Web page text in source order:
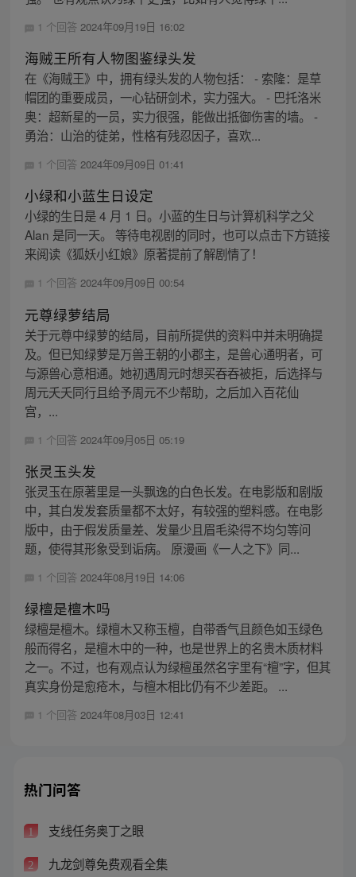
1 个回答 2024年09月19日 16:02
海贼王所有人物图鉴绿头发
在《海贼王》中，拥有绿头发的人物包括： - 索隆：是草
帽团的重要成员，一心钻研剑术，实力强大。 - 巴托洛米
奥：超新星的一员，实力很强，能做出抵御伤害的墙。 -
勇治：山治的徒弟，性格有残忍因子，喜欢...
1 个回答 2024年09月09日 01:41
小绿和小蓝生日设定
小绿的生日是 4 月 1 日。小蓝的生日与计算机科学之父
Alan 是同一天。 等待电视剧的同时，也可以点击下方链接
来阅读《狐妖小红娘》原著提前了解剧情了！
1 个回答 2024年09月09日 00:54
元尊绿萝结局
关于元尊中绿萝的结局，目前所提供的资料中并未明确提
及。但已知绿萝是万兽王朝的小郡主，是兽心通明者，可
与源兽心意相通。她初遇周元时想买吞吞被拒，后选择与
周元夭夭同行且给予周元不少帮助，之后加入百花仙
宫，...
1 个回答 2024年09月05日 05:19
张灵玉头发
张灵玉在原著里是一头飘逸的白色长发。在电影版和剧版
中，其白发发套质量都不太好，有较强的塑料感。在电影
版中，由于假发质量差、发量少且眉毛染得不均匀等问
题，使得其形象受到诟病。 原漫画《一人之下》同...
1 个回答 2024年08月19日 14:06
绿檀是檀木吗
绿檀是檀木。绿檀木又称玉檀，自带香气且颜色如玉绿色
般而得名，是檀木中的一种，也是世界上的名贵木质材料
之一。不过，也有观点认为绿檀虽然名字里有“檀”字，但其
真实身份是愈疮木，与檀木相比仍有不少差距。 ...
1 个回答 2024年08月03日 12:41
热门问答
1 支线任务奥丁之眼
2 九龙剑尊免费观看全集